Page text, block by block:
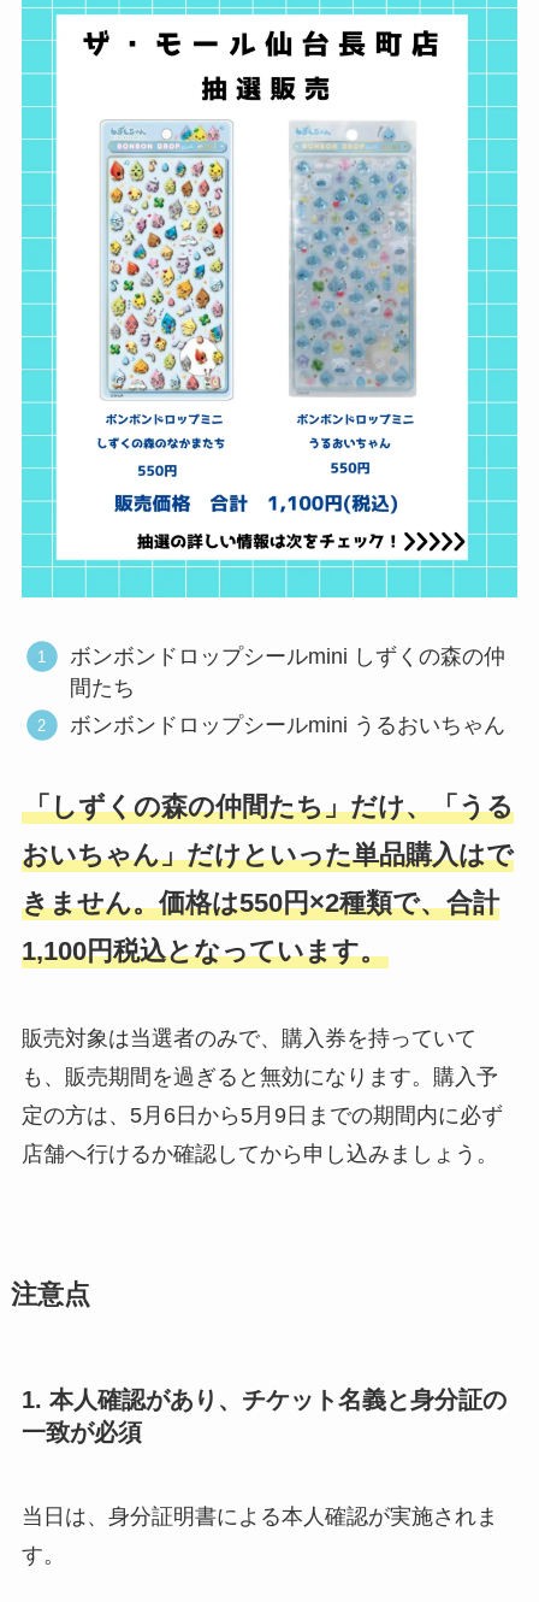
ボンボンドロップシールmini しずくの森の仲
間たち
ボンボンドロップシールmini うるおいちゃん
「しずくの森の仲間たち」だけ、「うる
おいちゃん」だけといった単品購入はで
きません。価格は550円×2種類で、合計
1,100円税込となっています。
販売対象は当選者のみで、購入券を持っていて
も、販売期間を過ぎると無効になります。購入予
定の方は、5月6日から5月9日までの期間内に必ず
店舗へ行けるか確認してから申し込みましょう。
注意点
1. 本人確認があり、チケット名義と身分証の
一致が必須
当日は、身分証明書による本人確認が実施されま
す。